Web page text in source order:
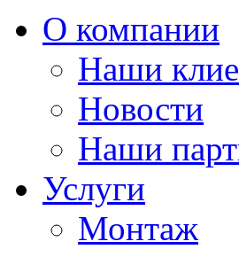
О компании
Наши
Новости
Наши
Услуги
Монтаж